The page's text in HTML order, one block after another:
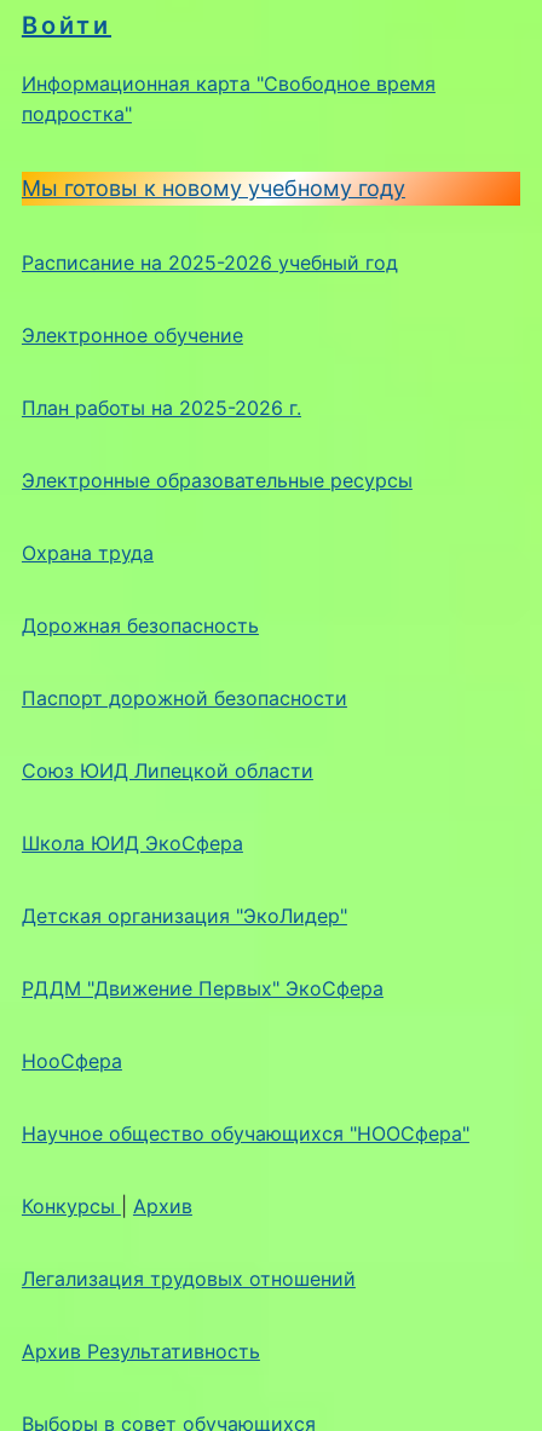
Войти
Информационная карта "Свободное время
подростка"
Мы готовы к новому учебному году
Расписание на 2025-2026 учебный год
Электронное обучение
План работы на 2025-2026 г.
Электронные образовательные ресурсы
Охрана труда
Дорожная безопасность
Паспорт дорожной безопасности
Союз ЮИД Липецкой области
Школа ЮИД ЭкоСфера
Детская организация "ЭкоЛидер"
РДДМ "Движение Первых" ЭкоСфера
НооСфера
Научное общество обучающихся "НООСфера"
Конкурсы Архив
Легализация трудовых отношений
Архив Результативность
Выборы в совет обучающихся